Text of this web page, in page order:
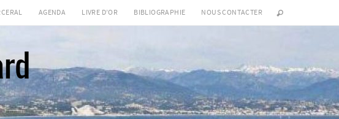
AGENDA LIVRE D’OR BIBLIOGRAPHIE NOUS CONTACTER